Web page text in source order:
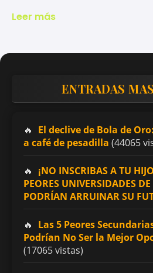
Leer más
ENTRADAS
El declive de Bola de
a café de pesadilla (44065
¡NO INSCRIBAS A TU
PEORES UNIVERSIDADES
PODRÍAN ARRUINAR SU
Las 5 Peores
Podrían No Ser la Mejor
(17065 vistas)